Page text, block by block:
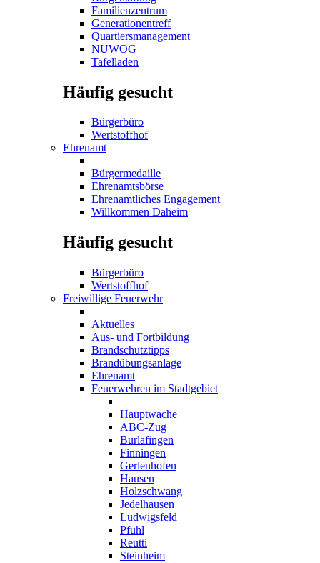
Familienzentrum
Generationentreff
Quartiersmanagement
NUWOG
Tafelladen
Häufig gesucht
Bürgerbüro
Wertstoffhof
Ehrenamt
Bürgermedaille
Ehrenamtsbörse
Ehrenamtliches Engagement
Willkommen Daheim
Häufig gesucht
Bürgerbüro
Wertstoffhof
Freiwillige Feuerwehr
Aktuelles
Aus- und Fortbildung
Brandschutztipps
Brandübungsanlage
Ehrenamt
Feuerwehren im Stadtgebiet
Hauptwache
ABC-Zug
Burlafingen
Finningen
Gerlenhofen
Hausen
Holzschwang
Jedelhausen
Ludwigsfeld
Pfuhl
Reutti
Steinheim